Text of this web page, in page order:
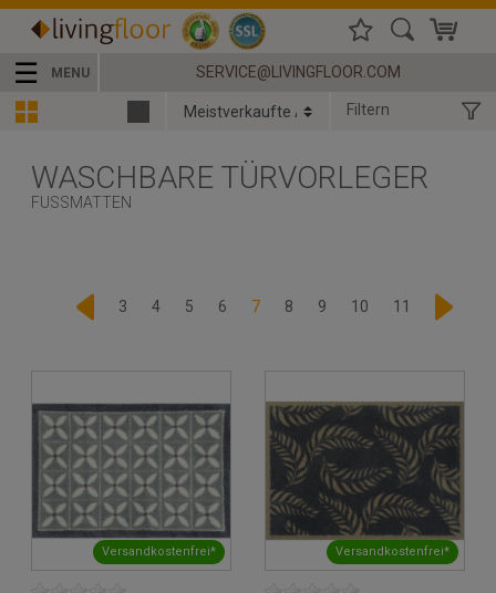
☰ MENU SERVICE@LIVINGFLOOR.COM
Filtern
WASCHBARE TÜRVORLEGER
FUSSMATTEN
3 4 5 6 7 8 9 10 11
Versandkostenfrei* Versandkostenfrei*